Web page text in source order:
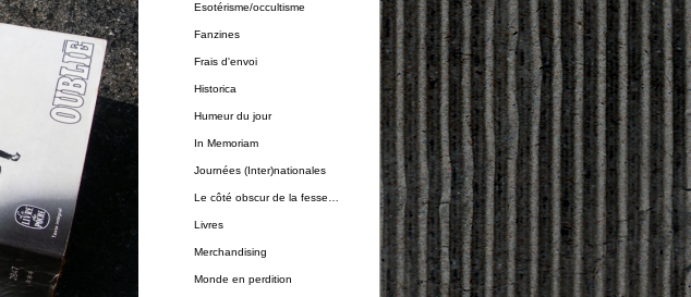
Esotérisme/occultisme
Fanzines
Frais d'envoi
Historica
Humeur du jour
In Memoriam
Journées (Inter)nationales
Le côté obscur de la fesse…
Livres
Merchandising
Monde en perdition